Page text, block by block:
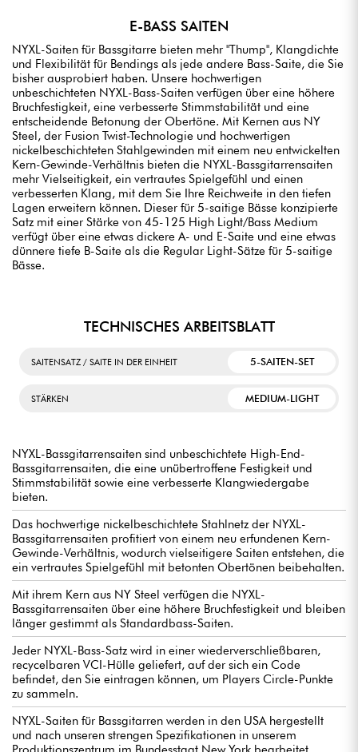
E-BASS SAITEN
NYXL-Saiten für Bassgitarre bieten mehr "Thump", Klangdichte
und Flexibilität für Bendings als jede andere Bass-Saite, die Sie
bisher ausprobiert haben. Unsere hochwertigen
unbeschichteten NYXL-Bass-Saiten verfügen über eine höhere
Bruchfestigkeit, eine verbesserte Stimmstabilität und eine
entscheidende Betonung der Obertöne. Mit Kernen aus NY
Steel, der Fusion Twist-Technologie und hochwertigen
nickelbeschichteten Stahlgewinden mit einem neu entwickelten
Kern-Gewinde-Verhältnis bieten die NYXL-Bassgitarrensaiten
mehr Vielseitigkeit, ein vertrautes Spielgefühl und einen
verbesserten Klang, mit dem Sie Ihre Reichweite in den tiefen
Lagen erweitern können. Dieser für 5-saitige Bässe konzipierte
Satz mit einer Stärke von 45-125 High Light/Bass Medium
verfügt über eine etwas dickere A- und E-Saite und eine etwas
dünnere tiefe B-Saite als die Regular Light-Sätze für 5-saitige
Bässe.
TECHNISCHES ARBEITSBLATT
SAITENSATZ / SAITE IN DER EINHEIT 5-SAITEN-SET
STÄRKEN MEDIUM-LIGHT
NYXL-Bassgitarrensaiten sind unbeschichtete High-End-
Bassgitarrensaiten, die eine unübertroffene Festigkeit und
Stimmstabilität sowie eine verbesserte Klangwiedergabe
bieten.
Das hochwertige nickelbeschichtete Stahlnetz der NYXL-
Bassgitarrensaiten profitiert von einem neu erfundenen Kern-
Gewinde-Verhältnis, wodurch vielseitigere Saiten entstehen, die
ein vertrautes Spielgefühl mit betonten Obertönen beibehalten.
Mit ihrem Kern aus NY Steel verfügen die NYXL-
Bassgitarrensaiten über eine höhere Bruchfestigkeit und bleiben
länger gestimmt als Standardbass-Saiten.
Jeder NYXL-Bass-Satz wird in einer wiederverschließbaren,
recycelbaren VCI-Hülle geliefert, auf der sich ein Code
befindet, den Sie eintragen können, um Players Circle-Punkte
zu sammeln.
NYXL-Saiten für Bassgitarren werden in den USA hergestellt
und nach unseren strengen Spezifikationen in unserem